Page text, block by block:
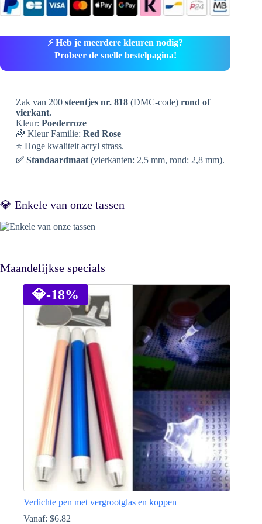
⚡ Heb je meerdere kleuren nodig?
Probeer de snelle bestelpagina!
Zak van 200 steentjes nr. 818(DMC-code) rond of
vierkant.
Kleur: Poederroze
🌈 Kleur Familie: Red Rose
⭐ Hoge kwaliteit acryl strass.
✅ Standaardmaat(vierkanten: 2,5 mm, rond: 2,8 mm).
💎 Enkele van onze tassen
Maandelijkse specials
💎-18%
Verlichte pen met vergrootglas en koppen
Vanaf: $6.82